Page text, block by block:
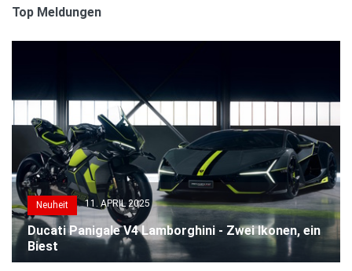
Top Meldungen
Neuheit 11. APRIL 2025
Ducati Panigale V4 Lamborghini - Zwei Ikonen, ein
Biest